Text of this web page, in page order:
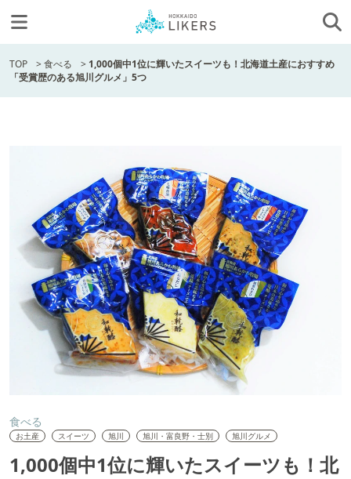
TOP >食べる > 1,000個中1位に輝いたスイーツも！北海道土産におすすめ
「受賞歴のある旭川グルメ」5つ
食べる
お土産 スイーツ 旭川 旭川・富良野・士別 旭川グルメ
1,000個中1位に輝いたスイーツも！北